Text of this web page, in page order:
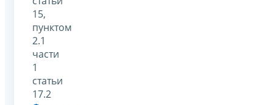
15,
пунктом
2.1
части
1
статьи
17.2